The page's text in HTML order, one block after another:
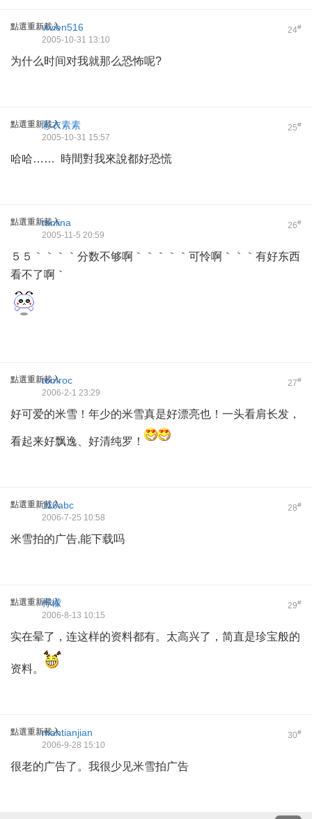
點選重新載入 24#
vivien516
2005-10-31 13:10
为什么时间对我就那么恐怖呢?
點選重新載入 25#
彩衣素素
2005-10-31 15:57
哈哈…… 時間對我來說都好恐慌
點選重新載入 26#
tanlina
2005-11-5 20:59
５５｀｀｀｀分数不够啊｀｀｀｀｀可怜啊｀｀｀有好东西
看不了啊｀
點選重新載入 27#
tomroc
2006-2-1 23:29
好可爱的米雪！年少的米雪真是好漂亮也！一头看肩长发，
看起来好飘逸、好清纯罗！
點選重新載入 28#
116abc
2006-7-25 10:58
米雪拍的广告,能下载吗
點選重新載入 29#
柠檬
2006-8-13 10:15
实在晕了，连这样的资料都有。太高兴了，简直是珍宝般的
资料。
點選重新載入 30#
mantianjian
2006-9-28 15:10
很老的广告了。我很少见米雪拍广告